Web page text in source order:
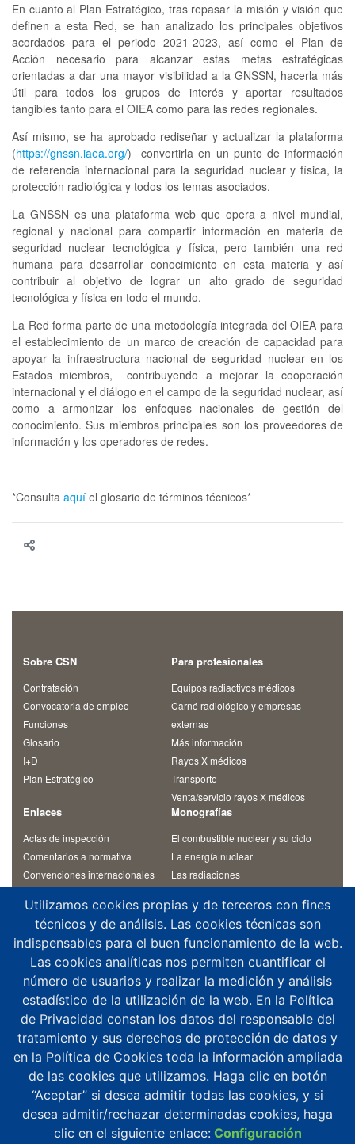
En cuanto al Plan Estratégico, tras repasar la misión y visión que
definen a esta Red, se han analizado los principales objetivos
acordados para el periodo 2021-2023, así como el Plan de
Acción necesario para alcanzar estas metas estratégicas
orientadas a dar una mayor visibilidad a la GNSSN, hacerla más
útil para todos los grupos de interés y aportar resultados
tangibles tanto para el OIEA como para las redes regionales.
Así mismo, se ha aprobado rediseñar y actualizar la plataforma
(https://gnssn.iaea.org/) convertirla en un punto de información
de referencia internacional para la seguridad nuclear y física, la
protección radiológica y todos los temas asociados.
La GNSSN es una plataforma web que opera a nivel mundial,
regional y nacional para compartir información en materia de
seguridad nuclear tecnológica y física, pero también una red
humana para desarrollar conocimiento en esta materia y así
contribuir al objetivo de lograr un alto grado de seguridad
tecnológica y física en todo el mundo.
La Red forma parte de una metodología integrada del OIEA para
el establecimiento de un marco de creación de capacidad para
apoyar la infraestructura nacional de seguridad nuclear en los
Estados miembros, contribuyendo a mejorar la cooperación
internacional y el diálogo en el campo de la seguridad nuclear, así
como a armonizar los enfoques nacionales de gestión del
conocimiento. Sus miembros principales son los proveedores de
información y los operadores de redes.
*Consulta aquí el glosario de términos técnicos*
Sobre CSN
Contratación
Convocatoria de empleo
Funciones
Glosario
I+D
Plan Estratégico
Para profesionales
Equipos radiactivos médicos
Carné radiológico y empresas
externas
Más información
Rayos X médicos
Transporte
Venta/servicio rayos X médicos
Enlaces
Actas de inspección
Comentarios a normativa
Convenciones internacionales
Normativa
Revista Alfa
Monografías
El combustible nuclear y su ciclo
La energía nuclear
Las radiaciones
Residuos radiactivos
Temas de interés
Contacto
¿Dónde estamos?
Aplicaciones móviles
Agenda altos cargos
Buzón de consultas
Denuncias y notificaciones
Registro del CSN
Utilizamos cookies propias y de terceros con fines
técnicos y de análisis. Las cookies técnicas son
indispensables para el buen funcionamiento de la web.
Las cookies analíticas nos permiten cuantificar el
número de usuarios y realizar la medición y análisis
estadístico de la utilización de la web. En la Política
de Privacidad constan los datos del responsable del
tratamiento y sus derechos de protección de datos y
en la Política de Cookies toda la información ampliada
de las cookies que utilizamos. Haga clic en botón
“Aceptar” si desea admitir todas las cookies, y si
desea admitir/rechazar determinadas cookies, haga
clic en el siguiente enlace:Configuración